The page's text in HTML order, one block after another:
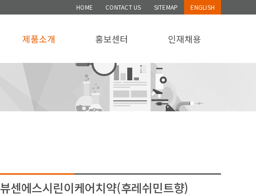
HOME CONTACT US SITEMAP ENGLISH
제품소개 홍보센터 인재채용
뷰센에스시린이케어치약(후레쉬민트향)